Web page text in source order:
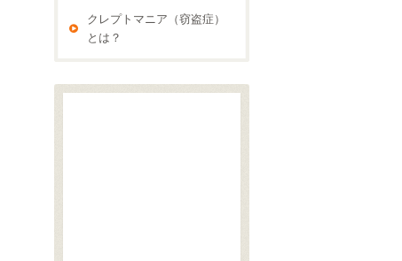
クレプトマニア（窃盗症）
とは？